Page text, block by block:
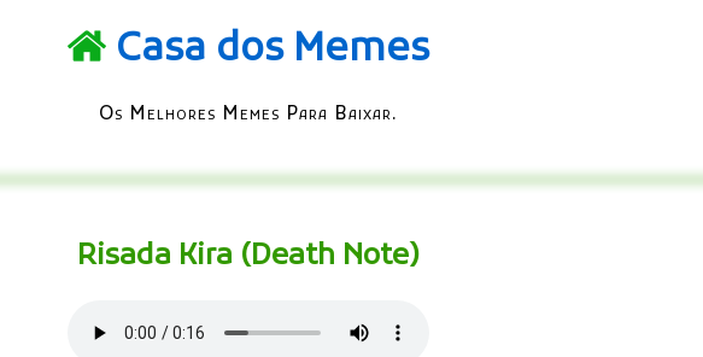
Casa dos Memes
Os Melhores Memes Para Baixar.
Risada Kira (Death Note)